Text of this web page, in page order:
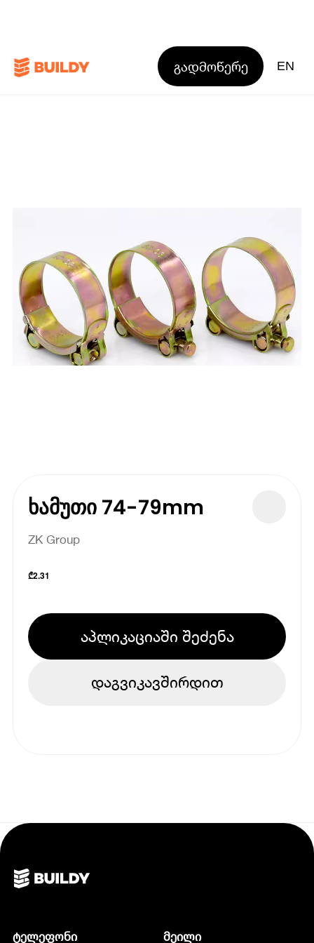
გადმოწერე EN
ხამუთი 74-79mm
ZK Group
₾2.31
აპლიკაციაში შეძენა
დაგვიკავშირდით
ტელეფონი მეილი